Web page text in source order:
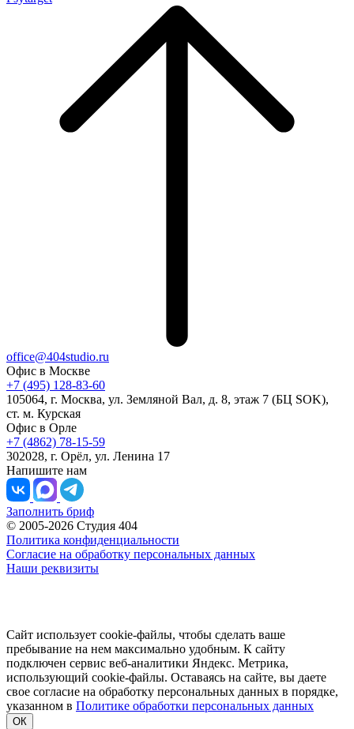
office@404studio.ru
Офис в Москве
+7 (495) 128-83-60
105064, г. Москва, ул. Земляной Вал, д. 8, этаж 7 (БЦ SOK),
ст. м. Курская
Офис в Орле
+7 (4862) 78-15-59
302028, г. Орёл, ул. Ленина 17
Напишите нам
Заполнить бриф
© 2005-2026 Студия 404
Политика конфиденциальности
Согласие на обработку персональных данных
Наши реквизиты
Сайт использует cookie-файлы, чтобы сделать ваше
пребывание на нем максимально удобным. К cайту
подключен сервис веб-аналитики Яндекс. Метрика,
использующий cookie-файлы. Оставаясь на сайте, вы даете
свое согласие на обработку персональных данных в порядке,
указанном в Политике обработки персональных данных
ОК